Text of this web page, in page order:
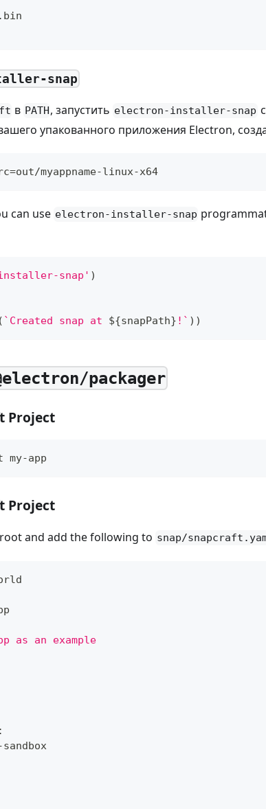
snap
в PATH, запустить electron-installer-snap
упакованного приложения Electron,
myappname-linux-x64
can use electron-installer-snap
snap' )
( ` Created snap at ${snapPath} ! ` ) )
packager
Project
app
Project
and add the following to snap/
as an example
:
sandbox